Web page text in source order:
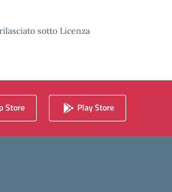
sotto Licenza
Store Play Store